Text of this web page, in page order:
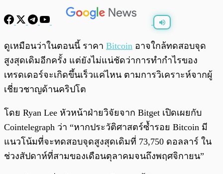
พร้อมเล่น
ดูเหมือนว่าในตอนนี้ ราคา Bitcoin อาจใกล้ทดสอบจุด
สูงสุดเดิมอีกครั้ง แต่ยังไม่แน่ชัดว่าการทำกำไรของ
เทรดเดอร์จะเกิดขึ้นเร็วแค่ไหน ตามการวิเคราะห์จากผู้
เชี่ยวชาญด้านคริปโต
โดย Ryan Lee หัวหน้าฝ่ายวิจัยจาก Bitget เปิดเผยกับ
Cointelegraph ว่า “หากประวัติศาสตร์ซ้ำรอย Bitcoin มี
แนวโน้มที่จะทดสอบจุดสูงสุดเดิมที่ 73,750 ดอลลาร์ ใน
ช่วงสัปดาห์ที่สามของเดือนตุลาคมจนถึงพฤศจิกายน”